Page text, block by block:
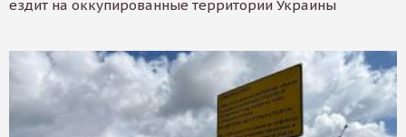
ездит на оккупированные территории Украины